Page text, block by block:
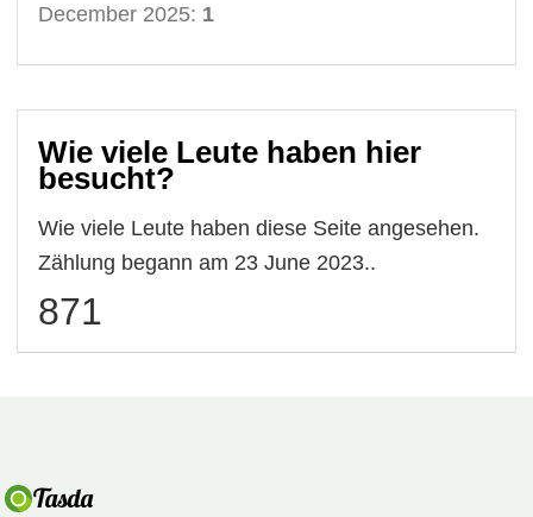
December 2025: 1
Wie viele Leute haben hier
besucht?
Wie viele Leute haben diese Seite angesehen.
Zählung begann am 23 June 2023..
871